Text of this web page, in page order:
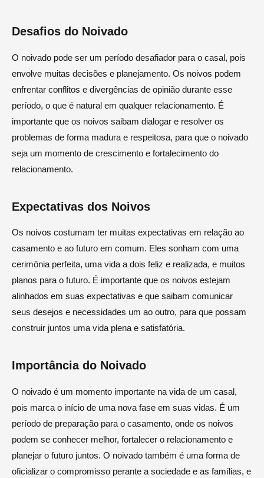
Desafios do Noivado
O noivado pode ser um período desafiador para o casal, pois
envolve muitas decisões e planejamento. Os noivos podem
enfrentar conflitos e divergências de opinião durante esse
período, o que é natural em qualquer relacionamento. É
importante que os noivos saibam dialogar e resolver os
problemas de forma madura e respeitosa, para que o noivado
seja um momento de crescimento e fortalecimento do
relacionamento.
Expectativas dos Noivos
Os noivos costumam ter muitas expectativas em relação ao
casamento e ao futuro em comum. Eles sonham com uma
cerimônia perfeita, uma vida a dois feliz e realizada, e muitos
planos para o futuro. É importante que os noivos estejam
alinhados em suas expectativas e que saibam comunicar
seus desejos e necessidades um ao outro, para que possam
construir juntos uma vida plena e satisfatória.
Importância do Noivado
O noivado é um momento importante na vida de um casal,
pois marca o início de uma nova fase em suas vidas. É um
período de preparação para o casamento, onde os noivos
podem se conhecer melhor, fortalecer o relacionamento e
planejar o futuro juntos. O noivado também é uma forma de
oficializar o compromisso perante a sociedade e as famílias, e